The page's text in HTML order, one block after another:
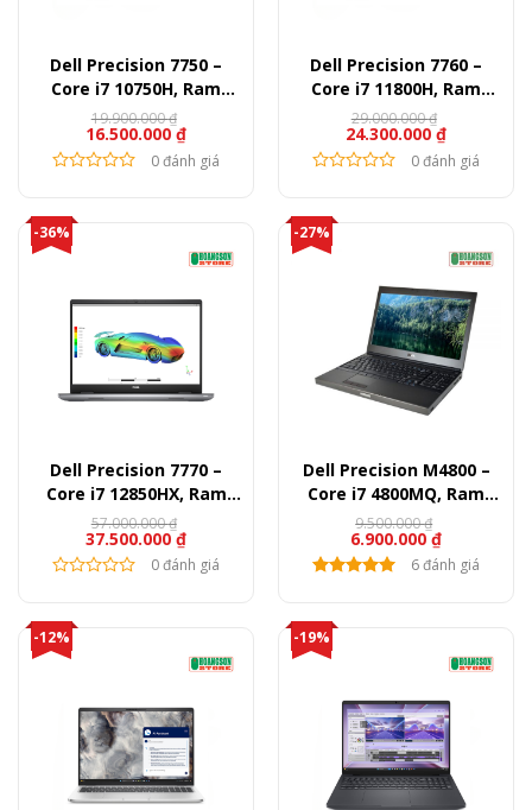
Dell Precision 7750 –
Core i7 10750H, Ram
16GB, SSD 512GB, Quadro
T1000, 17.3″ FullHD
16.500.000₫
19.900.000₫
0 đánh giá
Dell Precision 7760 –
Core i7 11800H, Ram
16GB, SSD 512GB, RTX
A3000, 17.3″ FullHD
24.300.000₫
29.000.000₫
0 đánh giá
-36%
Dell Precision 7770 –
Core i7 12850HX, Ram
32GB, SSD 512B, RTX
A3000, 17.3″ FullHD
37.500.000₫
57.000.000₫
0 đánh giá
-27%
Dell Precision M4800 –
Core i7 4800MQ, Ram
8GB, SSD 240GB, HDD
500GB, Quadro K1100M,
15.6″ FullHD
6.900.000₫
9.500.000₫
6 đánh giá
-12% -19%